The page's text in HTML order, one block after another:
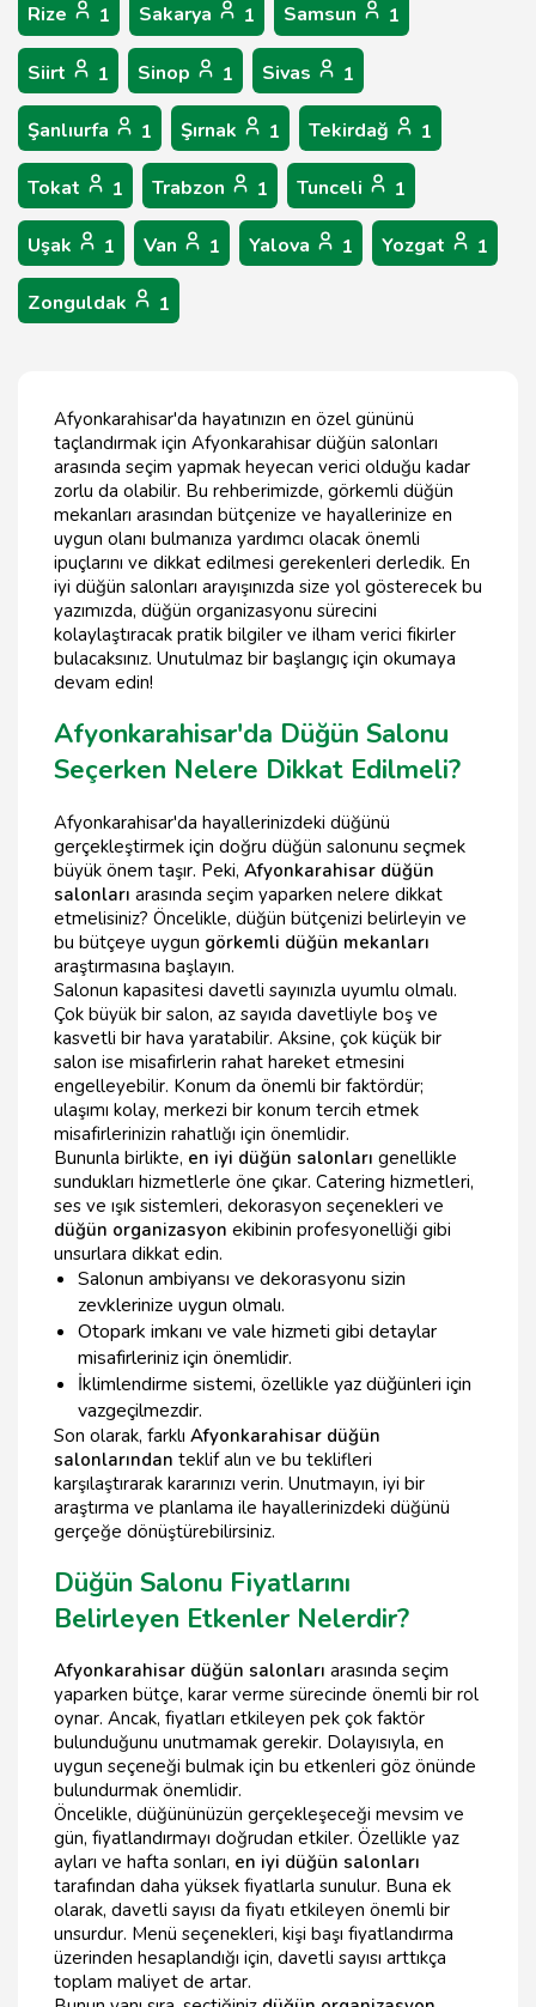
Rize 1 Sakarya 1 Samsun 1
Siirt 1 Sinop 1 Sivas 1
Şanlıurfa 1 Şırnak 1 Tekirdağ 1
Tokat 1 Trabzon 1 Tunceli 1
Uşak 1 Van 1 Yalova 1 Yozgat 1
Zonguldak 1
Afyonkarahisar'da hayatınızın en özel gününü
taçlandırmak için Afyonkarahisar düğün salonları
arasında seçim yapmak heyecan verici olduğu kadar
zorlu da olabilir. Bu rehberimizde, görkemli düğün
mekanları arasından bütçenize ve hayallerinize en
uygun olanı bulmanıza yardımcı olacak önemli
ipuçlarını ve dikkat edilmesi gerekenleri derledik. En
iyi düğün salonları arayışınızda size yol gösterecek bu
yazımızda, düğün organizasyonu sürecini
kolaylaştıracak pratik bilgiler ve ilham verici fikirler
bulacaksınız. Unutulmaz bir başlangıç için okumaya
devam edin!
Afyonkarahisar'da Düğün Salonu
Seçerken Nelere Dikkat Edilmeli?
Afyonkarahisar'da hayallerinizdeki düğünü
gerçekleştirmek için doğru düğün salonunu seçmek
büyük önem taşır. Peki, Afyonkarahisar düğün
salonları arasında seçim yaparken nelere dikkat
etmelisiniz? Öncelikle, düğün bütçenizi belirleyin ve
bu bütçeye uygun görkemli düğün mekanları
araştırmasına başlayın.
Salonun kapasitesi davetli sayınızla uyumlu olmalı.
Çok büyük bir salon, az sayıda davetliyle boş ve
kasvetli bir hava yaratabilir. Aksine, çok küçük bir
salon ise misafirlerin rahat hareket etmesini
engelleyebilir. Konum da önemli bir faktördür;
ulaşımı kolay, merkezi bir konum tercih etmek
misafirlerinizin rahatlığı için önemlidir.
Bununla birlikte, en iyi düğün salonları genellikle
sundukları hizmetlerle öne çıkar. Catering hizmetleri,
ses ve ışık sistemleri, dekorasyon seçenekleri ve
düğün organizasyon ekibinin profesyonelliği gibi
unsurlara dikkat edin.
Salonun ambiyansı ve dekorasyonu sizin
zevklerinize uygun olmalı.
Otopark imkanı ve vale hizmeti gibi detaylar
misafirleriniz için önemlidir.
İklimlendirme sistemi, özellikle yaz düğünleri için
vazgeçilmezdir.
Son olarak, farklı Afyonkarahisar düğün
salonlarından teklif alın ve bu teklifleri
karşılaştırarak kararınızı verin. Unutmayın, iyi bir
araştırma ve planlama ile hayallerinizdeki düğünü
gerçeğe dönüştürebilirsiniz.
Düğün Salonu Fiyatlarını
Belirleyen Etkenler Nelerdir?
Afyonkarahisar düğün salonları arasında seçim
yaparken bütçe, karar verme sürecinde önemli bir rol
oynar. Ancak, fiyatları etkileyen pek çok faktör
bulunduğunu unutmamak gerekir. Dolayısıyla, en
uygun seçeneği bulmak için bu etkenleri göz önünde
bulundurmak önemlidir.
Öncelikle, düğününüzün gerçekleşeceği mevsim ve
gün, fiyatlandırmayı doğrudan etkiler. Özellikle yaz
ayları ve hafta sonları, en iyi düğün salonları
tarafından daha yüksek fiyatlarla sunulur. Buna ek
olarak, davetli sayısı da fiyatı etkileyen önemli bir
unsurdur. Menü seçenekleri, kişi başı fiyatlandırma
üzerinden hesaplandığı için, davetli sayısı arttıkça
toplam maliyet de artar.